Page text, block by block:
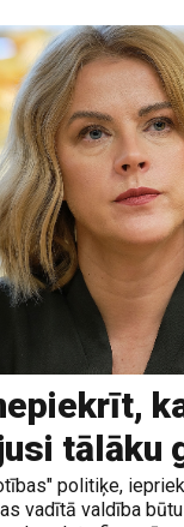
tālāku
politiķe,
vadītā valdība